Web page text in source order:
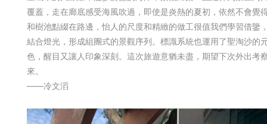
覆蓋，走在廊底感受海風吹過，即使是炎熱的夏初，依然不會覺
和樹池點綴在路邊，怡人的尺度和精緻的做工很值我們學習借鑒
結合燈光，形成組團式的景觀序列。標識系統也運用了聖淘沙的
色，醒目又讓人印象深刻。這次旅遊意猶未盡，期望下次外出考
來。
——冷文滔